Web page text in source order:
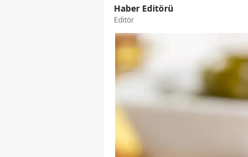
Haber Editörü
Editör